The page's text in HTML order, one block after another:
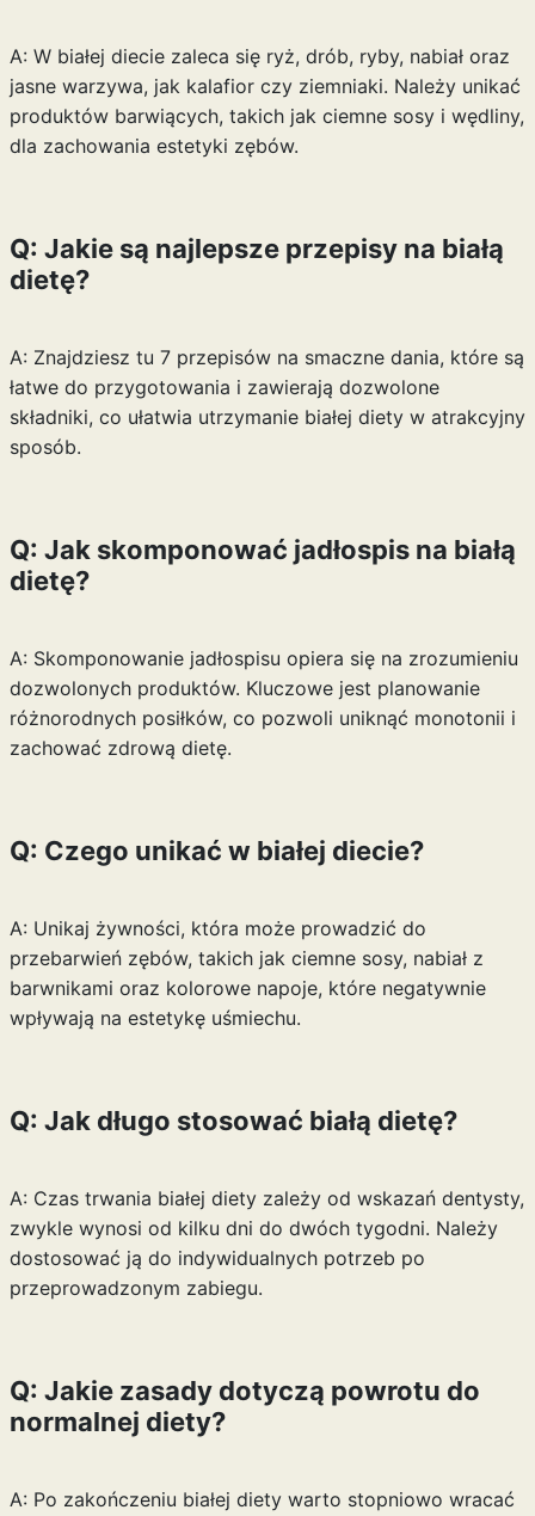
A: W białej diecie zaleca się ryż, drób, ryby, nabiał oraz
jasne warzywa, jak kalafior czy ziemniaki. Należy unikać
produktów barwiących, takich jak ciemne sosy i wędliny,
dla zachowania estetyki zębów.
Q: Jakie są najlepsze przepisy na białą
dietę?
A: Znajdziesz tu 7 przepisów na smaczne dania, które są
łatwe do przygotowania i zawierają dozwolone
składniki, co ułatwia utrzymanie białej diety w atrakcyjny
sposób.
Q: Jak skomponować jadłospis na białą
dietę?
A: Skomponowanie jadłospisu opiera się na zrozumieniu
dozwolonych produktów. Kluczowe jest planowanie
różnorodnych posiłków, co pozwoli uniknąć monotonii i
zachować zdrową dietę.
Q: Czego unikać w białej diecie?
A: Unikaj żywności, która może prowadzić do
przebarwień zębów, takich jak ciemne sosy, nabiał z
barwnikami oraz kolorowe napoje, które negatywnie
wpływają na estetykę uśmiechu.
Q: Jak długo stosować białą dietę?
A: Czas trwania białej diety zależy od wskazań dentysty,
zwykle wynosi od kilku dni do dwóch tygodni. Należy
dostosować ją do indywidualnych potrzeb po
przeprowadzonym zabiegu.
Q: Jakie zasady dotyczą powrotu do
normalnej diety?
A: Po zakończeniu białej diety warto stopniowo wracać